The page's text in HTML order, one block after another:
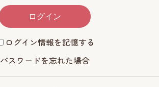
ログイン
ログイン情報を記憶する
パスワードを忘れた場合